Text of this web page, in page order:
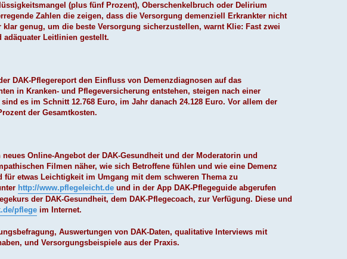
(plus fünf Prozent), Oberschenkelbruch oder Delirium
Zahlen die zeigen, dass die Versorgung demenziell Erkrankter nicht
genug, um die beste Versorgung sicherzustellen, warnt Klie: Fast zwei
adäquater Leitlinien gestellt.
DAK-Pflegereport den Einfluss von Demenzdiagnosen auf das
in Kranken- und Pflegeversicherung entstehen, steigen nach einer
es im Schnitt 12.768 Euro, im Jahr danach 24.128 Euro. Vor allem der
der Gesamtkosten.
Online-Angebot der DAK-Gesundheit und der Moderatorin und
Filmen näher, wie sich Betroffene fühlen und wie eine Demenz
etwas Leichtigkeit im Umgang mit dem schweren Thema zu
http://www.pflegeleicht.de und in der App DAK-Pflegeguide abgerufen
der DAK-Gesundheit, dem DAK-Pflegecoach, zur Verfügung. Diese und
pflege im Internet.
Auswertungen von DAK-Daten, qualitative Interviews mit
und Versorgungsbeispiele aus der Praxis.